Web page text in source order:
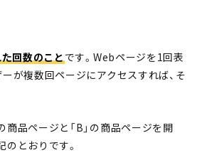
た回数のことです。Webページを1回表
が複数回ページにアクセスすれば、そ
品ページと「B」の商品ページを開
とおりです。